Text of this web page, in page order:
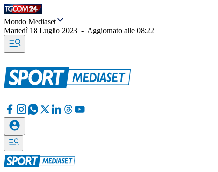
Mondo Mediaset
Martedì 18 Luglio 2023 - Aggiornato alle 08:22